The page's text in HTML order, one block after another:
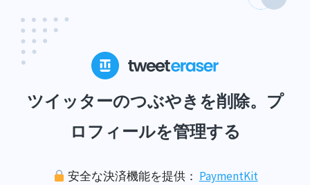
ツイッターのつぶやきを削除。プ
ロフィールを管理する
安全な決済機能を提供： PaymentKit